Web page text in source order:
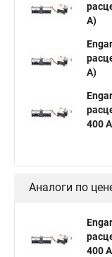
А)
А)
400
Аналоги по
400